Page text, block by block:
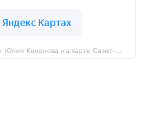
Клинический детский и взрослый психолог Юлия Кононова на карте Санкт‑Петербурга — Яндекс Карты